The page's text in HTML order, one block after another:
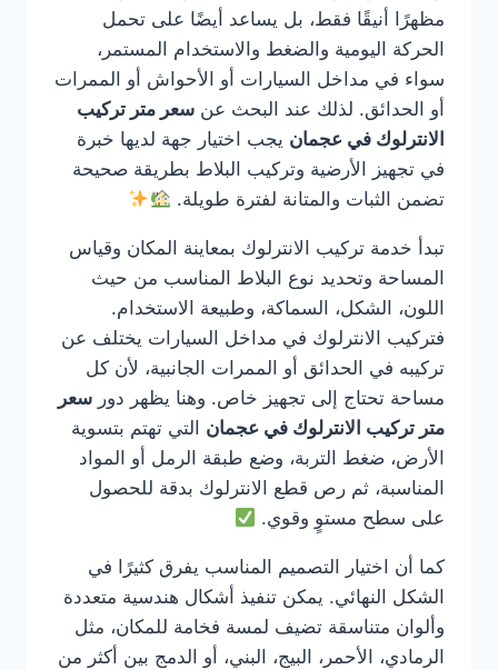
مظهرًا أنيقًا فقط، بل يساعد أيضًا على تحمل
الحركة اليومية والضغط والاستخدام المستمر،
سواء في مداخل السيارات أو الأحواش أو الممرات
أو الحدائق. لذلك عند البحث عن سعر متر تركيب
الانترلوك في عجمان يجب اختيار جهة لديها خبرة
في تجهيز الأرضية وتركيب البلاط بطريقة صحيحة
تضمن الثبات والمتانة لفترة طويلة.
تبدأ خدمة تركيب الانترلوك بمعاينة المكان وقياس
المساحة وتحديد نوع البلاط المناسب من حيث
اللون، الشكل، السماكة، وطبيعة الاستخدام.
فتركيب الانترلوك في مداخل السيارات يختلف عن
تركيبه في الحدائق أو الممرات الجانبية، لأن كل
مساحة تحتاج إلى تجهيز خاص. وهنا يظهر دور سعر
متر تركيب الانترلوك في عجمان التي تهتم بتسوية
الأرض، ضغط التربة، وضع طبقة الرمل أو المواد
المناسبة، ثم رص قطع الانترلوك بدقة للحصول
على سطح مستوٍ وقوي.
كما أن اختيار التصميم المناسب يفرق كثيرًا في
الشكل النهائي. يمكن تنفيذ أشكال هندسية متعددة
وألوان متناسقة تضيف لمسة فخامة للمكان، مثل
الرمادي، الأحمر، البيج، البني، أو الدمج بين أكثر من